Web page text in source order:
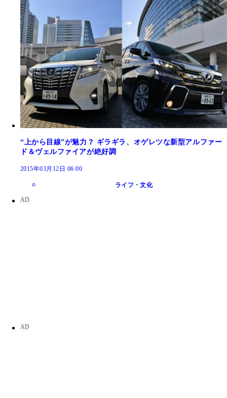
“上から目線”が魅力？ ギラギラ、オゲレツな新型アルファー
ド＆ヴェルファイアが絶好調
2015年03月12日 06:00
ライフ・文化